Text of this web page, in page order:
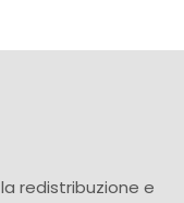
redistribuzione e